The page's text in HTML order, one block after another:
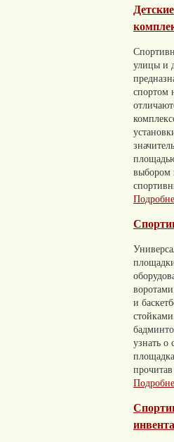
улицы и
спортом
выбором
и
узнать о